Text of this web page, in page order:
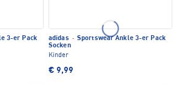
3-er Pack
adidas · Sportswear Ankle 3-er Pack
Socken
Kinder
€ 9,99